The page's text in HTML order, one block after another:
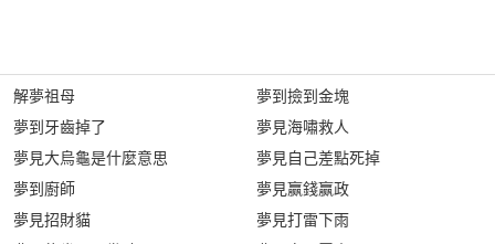
解夢祖母
夢到牙齒掉了
夢見大烏龜是什麼意思
夢到廚師
夢見招財貓
夢到撿到金塊
夢見海嘯救人
夢見自己差點死掉
夢見赢錢赢政
夢見打雷下雨